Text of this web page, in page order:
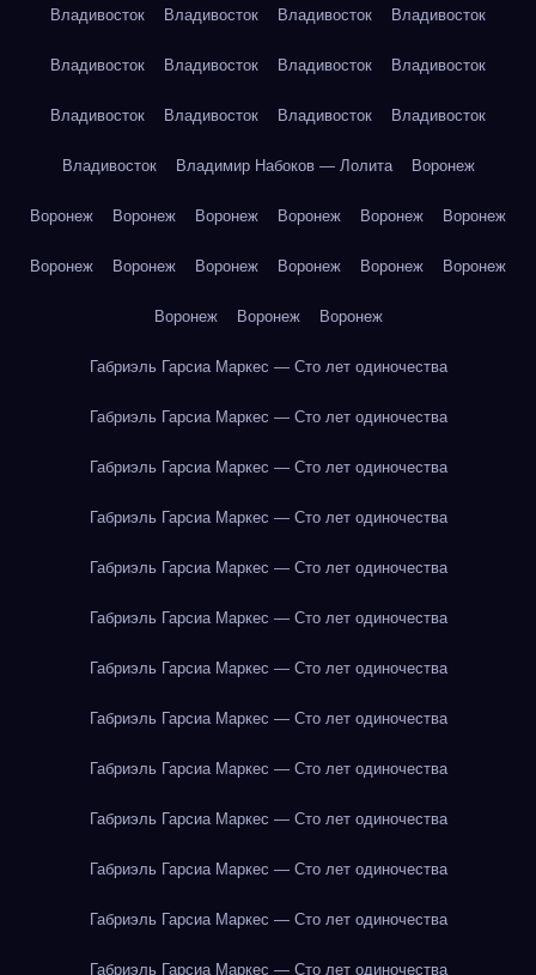
Владивосток Владивосток Владивосток Владивосток
Владивосток Владивосток Владивосток Владивосток
Владивосток Владивосток Владивосток Владивосток
Владивосток Владимир Набоков — Лолита Воронеж
Воронеж Воронеж Воронеж Воронеж Воронеж Воронеж
Воронеж Воронеж Воронеж Воронеж Воронеж Воронеж
Воронеж Воронеж Воронеж
Габриэль Гарсиа Маркес — Сто лет одиночества
Габриэль Гарсиа Маркес — Сто лет одиночества
Габриэль Гарсиа Маркес — Сто лет одиночества
Габриэль Гарсиа Маркес — Сто лет одиночества
Габриэль Гарсиа Маркес — Сто лет одиночества
Габриэль Гарсиа Маркес — Сто лет одиночества
Габриэль Гарсиа Маркес — Сто лет одиночества
Габриэль Гарсиа Маркес — Сто лет одиночества
Габриэль Гарсиа Маркес — Сто лет одиночества
Габриэль Гарсиа Маркес — Сто лет одиночества
Габриэль Гарсиа Маркес — Сто лет одиночества
Габриэль Гарсиа Маркес — Сто лет одиночества
Габриэль Гарсиа Маркес — Сто лет одиночества